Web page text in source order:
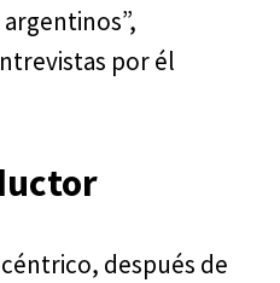
por él
después de